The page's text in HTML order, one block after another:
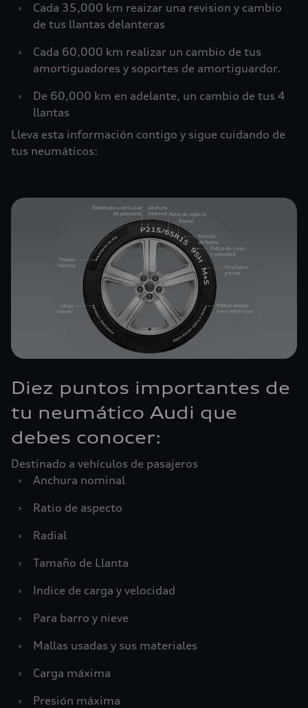
›
Cada 35,000 km reaizar una revision y cambio
de tus llantas delanteras
›
Cada 60,000 km realizar un cambio de tus
amortiguadores y soportes de amortiguardor.
›
De 60,000 km en adelante, un cambio de tus 4
llantas
Lleva esta información contigo y sigue cuidando de
tus neumáticos:
Diez puntos importantes de
tu neumático Audi que
debes conocer:
Destinado a vehículos de pasajeros
›
Anchura nominal
›
Ratio de aspecto
›
Radial
›
Tamaño de Llanta
›
Indice de carga y velocidad
›
Para barro y nieve
›
Mallas usadas y sus materiales
›
Carga máxima
›
Presión máxima